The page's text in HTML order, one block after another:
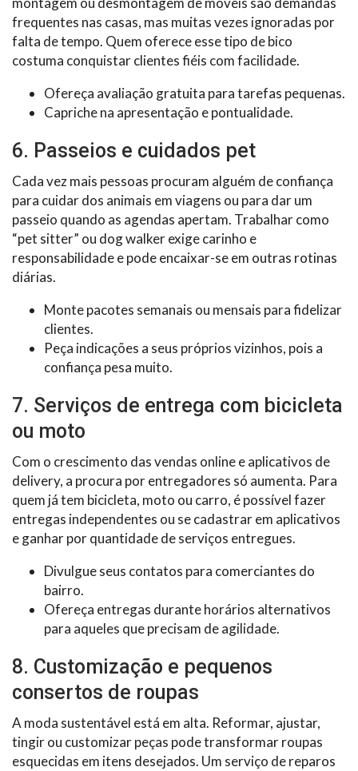
frequentes nas casas, mas muitas vezes ignoradas por
falta de tempo. Quem oferece esse tipo de bico
costuma conquistar clientes fiéis com facilidade.
Ofereça avaliação gratuita para tarefas pequenas.
Capriche na apresentação e pontualidade.
6. Passeios e cuidados pet
Cada vez mais pessoas procuram alguém de confiança
para cuidar dos animais em viagens ou para dar um
passeio quando as agendas apertam. Trabalhar como
“pet sitter” ou dog walker exige carinho e
responsabilidade e pode encaixar-se em outras rotinas
diárias.
Monte pacotes semanais ou mensais para fidelizar
clientes.
Peça indicações a seus próprios vizinhos, pois a
confiança pesa muito.
7. Serviços de entrega com bicicleta
ou moto
Com o crescimento das vendas online e aplicativos de
delivery, a procura por entregadores só aumenta. Para
quem já tem bicicleta, moto ou carro, é possível fazer
entregas independentes ou se cadastrar em aplicativos
e ganhar por quantidade de serviços entregues.
Divulgue seus contatos para comerciantes do
bairro.
Ofereça entregas durante horários alternativos
para aqueles que precisam de agilidade.
8. Customização e pequenos
consertos de roupas
A moda sustentável está em alta. Reformar, ajustar,
tingir ou customizar peças pode transformar roupas
esquecidas em itens desejados. Um serviço de reparos